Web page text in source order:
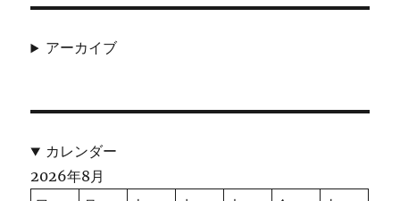
アーカイブ
カレンダー
2026年8月